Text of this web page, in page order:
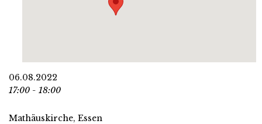
06.08.2022
17:00 - 18:00
Mathäuskirche, Essen